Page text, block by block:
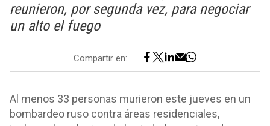
reunieron, por segunda vez, para negociar
un alto el fuego
Compartir en:
Al menos 33 personas murieron este jueves en un
bombardeo ruso contra áreas residenciales,